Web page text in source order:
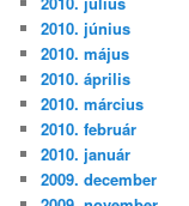
2010. június
2010. május
2010. április
2010. március
2010. február
2010. január
2009. december